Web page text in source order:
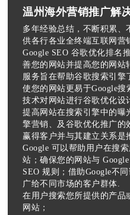
温州海外营销推广解
多年经验总结，不断积累、
供各行各业全终端互联网营
Google SEO 谷歌优化排名
善您的网站并提高您的网站
服务旨在帮助谷歌搜索引擎
使您的网站更易于Google搜
技术对网站进行谷歌优化设
提高网站在搜索引擎中的曝
擎营销、及谷歌优化推广的
赢得客户并与其建立关系是
Google 可以帮助用户在搜
站；确保您的网站与
SEO 规则；借助Google不
广给不同市场的客户群体.
在用户搜索您所提供的产品
网站；